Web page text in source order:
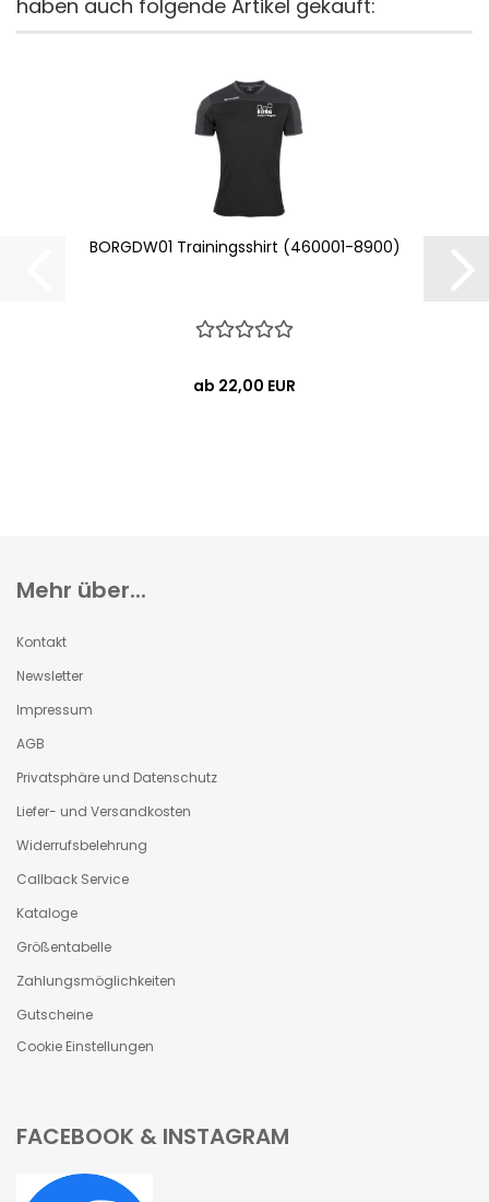
haben auch folgende Artikel gekauft:
BORGDW01 Trainingsshirt (460001-8900)
ab 22,00 EUR
Mehr über...
Kontakt
Newsletter
Impressum
AGB
Privatsphäre und Datenschutz
Liefer- und Versandkosten
Widerrufsbelehrung
Callback Service
Kataloge
Größentabelle
Zahlungsmöglichkeiten
Gutscheine
Cookie Einstellungen
FACEBOOK & INSTAGRAM